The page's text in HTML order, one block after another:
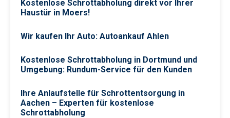
Kostenlose Schrottabholung direkt vor Ihrer
Haustür in Moers!
Wir kaufen Ihr Auto: Autoankauf Ahlen
Kostenlose Schrottabholung in Dortmund und
Umgebung: Rundum-Service für den Kunden
Ihre Anlaufstelle für Schrottentsorgung in
Aachen – Experten für kostenlose
Schrottabholung